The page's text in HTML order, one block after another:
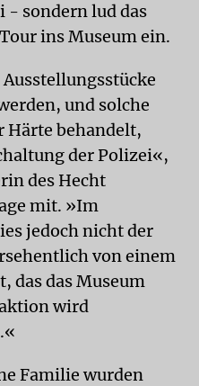
- sondern lud das
ins Museum ein.
und solche
Härte behandelt,
der Polizei«,
des Hecht
mit. »Im
jedoch nicht der
von einem
das das Museum
wird
Familie wurden